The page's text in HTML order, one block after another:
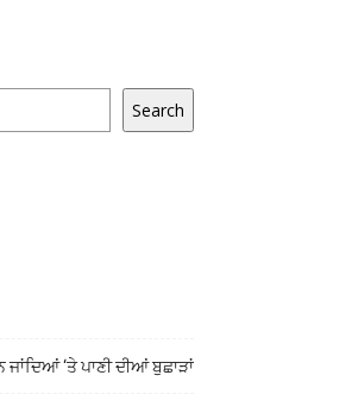
Search
‘ਤੇ ਪਾਣੀ ਦੀਆਂ ਬੁਛਾੜਾਂ